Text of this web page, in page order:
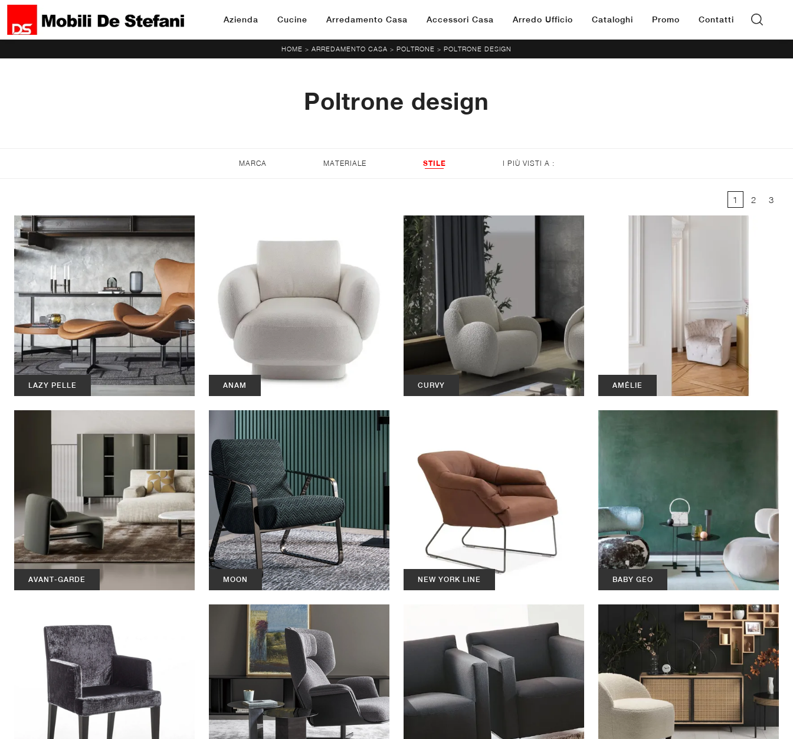
Azienda Cucine Arredamento Casa Accessori Casa Arredo Ufficio Cataloghi Promo Contatti
HOME > ARREDAMENTO CASA > POLTRONE > POLTRONE DESIGN
Poltrone design
MARCA MATERIALE STILE I PIÙ VISTI A :
1 2 3
LAZY PELLE ANAM CURVY AMÉLIE
AVANT-GARDE MOON NEW YORK LINE BABY GEO